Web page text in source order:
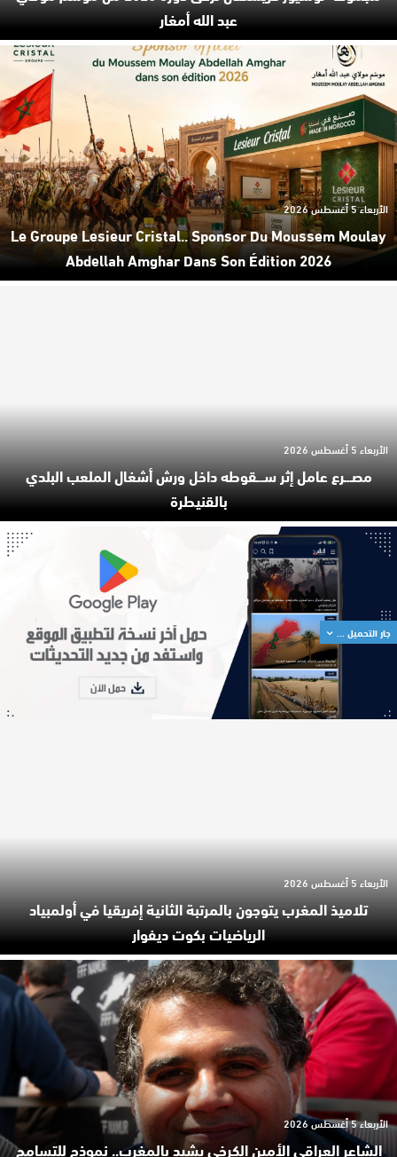
عبد الله أمغار
Le Groupe Lesieur Cristal.. Sponsor Du Moussem Moulay
Abdellah Amghar Dans Son Édition 2026
الأربعاء 5 أغسطس 2026
مصـ.ـرع عامل إثر سـ.ـقوطه داخل ورش أشغال الملعب البلدي
بالقنيطرة
الأربعاء 5 أغسطس 2026
تلاميذ المغرب يتوجون بالمرتبة الثانية إفريقيا في أولمبياد
الرياضيات بكوت ديفوار
الأربعاء 5 أغسطس 2026
الشاعر العراقي الأمين الكرخي يشيد بالمغرب.. نموذج للتسامح
الأربعاء 5 أغسطس 2026
جار التحميل ...